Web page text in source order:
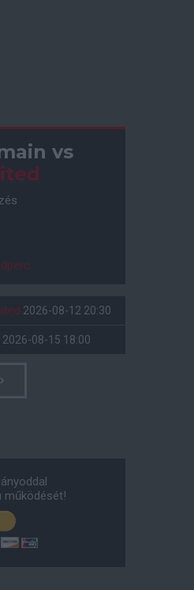
vs
2026-08-12 20:30
2026-08-15 18:00
működését!